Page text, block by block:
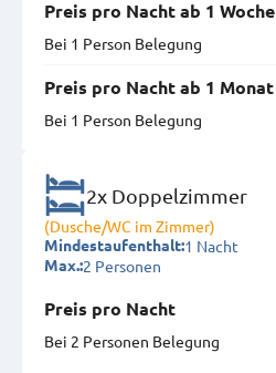
Preis pro Nacht ab 1 Woche
Bei 1 Person Belegung
Preis pro Nacht ab 1 Monat
Bei 1 Person Belegung
2x Doppelzimmer
(Dusche/WC im Zimmer)
Mindestaufenthalt:1 Nacht
Max.:2 Personen
Preis pro Nacht
Bei 2 Personen Belegung